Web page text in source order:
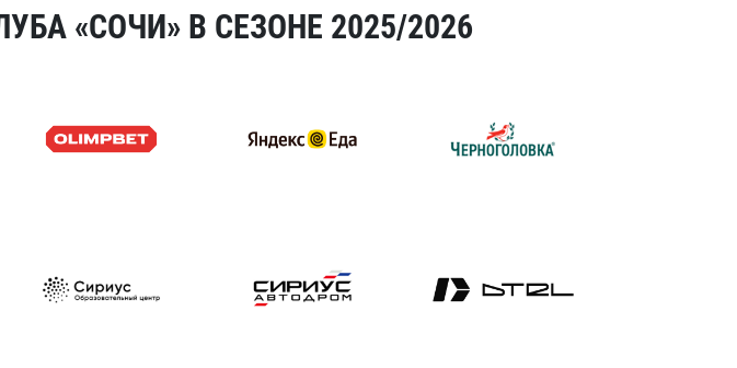
«СОЧИ» В СЕЗОНЕ 2025/2026